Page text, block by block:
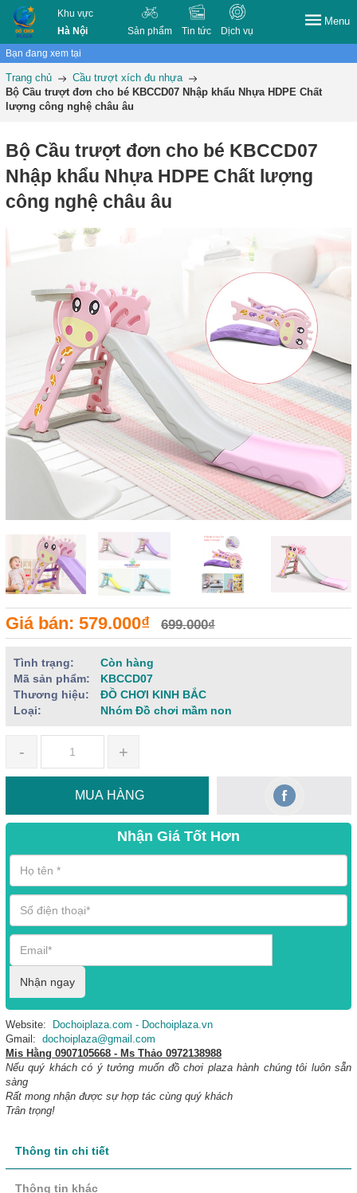
Khu vực
Hà Nội
Sản phẩm Tin tức Dịch vụ
Menu
Bạn đang xem tại
Trang chủ
Cầu trượt xích đu nhựa
Bộ Cầu trượt đơn cho bé KBCCD07 Nhập khẩu Nhựa HDPE Chất
lượng công nghệ châu âu
Bộ Cầu trượt đơn cho bé KBCCD07
Nhập khẩu Nhựa HDPE Chất lượng
công nghệ châu âu
Giá bán: 579.000₫ 699.000₫
Tình trạng:
Còn hàng
Mã sản phẩm:
KBCCD07
Thương hiệu:
ĐỒ CHƠI KINH BẮC
Loại:
Nhóm Đồ chơi mầm non
- +
MUA HÀNG
Nhận Giá Tốt Hơn
Nhận ngay
Website:
Dochoiplaza.com - Dochoiplaza.vn
Gmail: dochoiplaza@gmail.com
Mis Hằng 0907105668 - Ms Thảo 0972138988
Nếu quý khách có ý tưởng muốn đồ chơi plazahành chúng tôi luôn sẵn
sàng
Rất mong nhận được sự hợp tác cùng quý khách
Trân trọng!
Thông tin chi tiết
Thông tin khác